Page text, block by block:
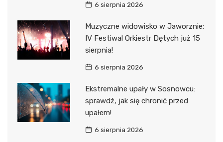
6 sierpnia 2026
Muzyczne widowisko w Jaworznie:
IV Festiwal Orkiestr Dętych już 15
sierpnia!
6 sierpnia 2026
Ekstremalne upały w Sosnowcu:
sprawdź, jak się chronić przed
upałem!
6 sierpnia 2026